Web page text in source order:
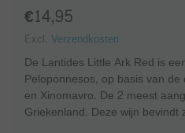
€14,95
Excl. Verzendkosten
De Lantides Little Ark Red is
Peloponnesos, op basis van
en Xinomavro. De 2 meest
Griekenland. Deze wijn